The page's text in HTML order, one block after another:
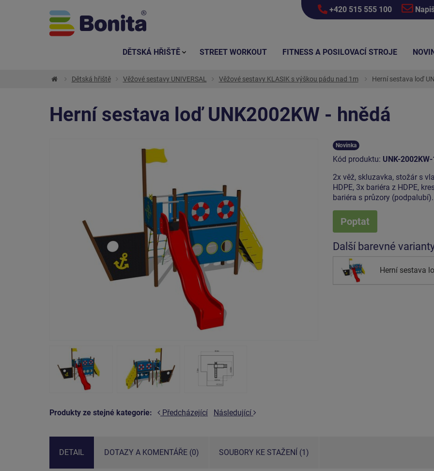
+420 515 555 100
Dětská hřiště Věžové sestavy UNIVERSAL Věžové sestavy KLASIK s výškou pádu nad 1m Herní sestava loď
Herní sestava loď UNK2002KW - hnědá
Produkty ze stejné kategorie: Předcházející Následující
Novinka
Kód produktu: UNK-
2x věž, skluzavka, stožár s
HDPE, 3x bariéra z HDPE,
bariéra s průzory (podpalubí).
Poptat
Další barevné
Herní sestava
DETAIL DOTAZY A KOMENTÁŘE (0) SOUBORY KE STAŽENÍ (1)
DĚTSKÁ HŘIŠTĚ STREET WORKOUT FITNESS A POSILOVACÍ STROJE